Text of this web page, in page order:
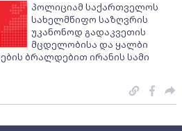
პოლიციამ საქართველოს
სახელმწიფო საზღვრის
უკანონოდ გადაკვეთის
მცდელობისა და ყალბი
ბრალდებით ირანის სამი